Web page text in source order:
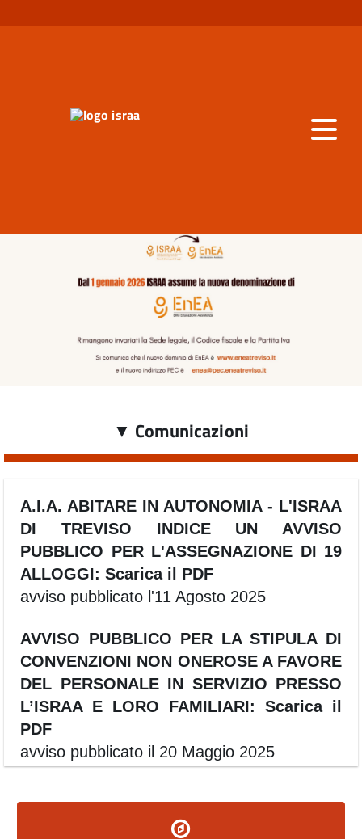
▼ Comunicazioni
A.I.A. ABITARE IN AUTONOMIA - L'ISRAA
DI TREVISO INDICE UN AVVISO
PUBBLICO PER L'ASSEGNAZIONE DI 19
ALLOGGI: Scarica il PDF
avviso pubblicato l'11 Agosto 2025
AVVISO PUBBLICO PER LA STIPULA DI
CONVENZIONI NON ONEROSE A FAVORE
DEL PERSONALE IN SERVIZIO PRESSO
L’ISRAA E LORO FAMILIARI: Scarica il
PDF
avviso pubblicato il 20 Maggio 2025